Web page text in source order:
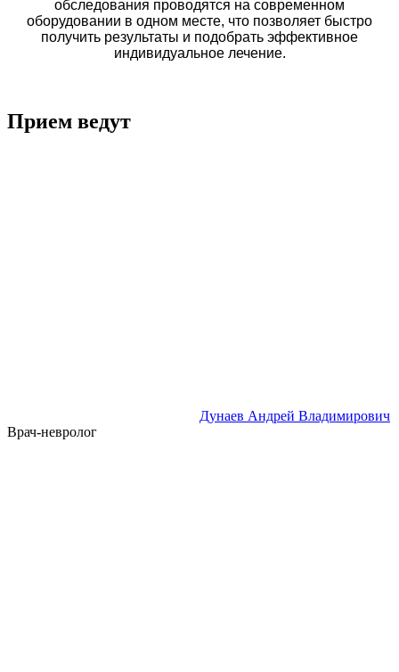
обследования проводятся на современном
оборудовании в одном месте, что позволяет быстро
получить результаты и подобрать эффективное
индивидуальное лечение.
Прием ведут
Дунаев Андрей Владимирович
Врач-невролог